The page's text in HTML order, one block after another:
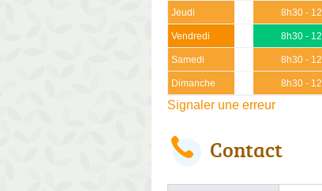
Jeudi 8h30 -
Vendredi 8h30 -
Samedi 8h30 -
Dimanche 8h30 -
Signaler une erreur
Contact